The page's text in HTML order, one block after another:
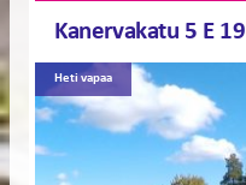
Kanervakatu 5 E 19
Heti vapaa